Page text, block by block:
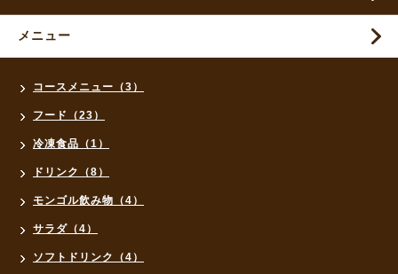
メニュー
コースメニュー（3）
フード（23）
冷凍食品（1）
ドリンク（8）
モンゴル飲み物（4）
サラダ（4）
ソフトドリンク（4）